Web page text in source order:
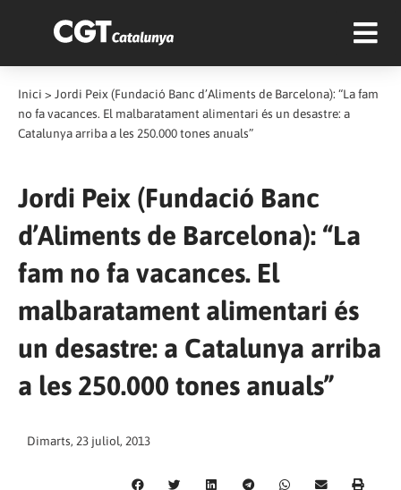
Inici > Jordi Peix (Fundació Banc d’Aliments de Barcelona): “La fam
no fa vacances. El malbaratament alimentari és un desastre: a
Catalunya arriba a les 250.000 tones anuals”
Jordi Peix (Fundació Banc
d’Aliments de Barcelona): “La
fam no fa vacances. El
malbaratament alimentari és
un desastre: a Catalunya arriba
a les 250.000 tones anuals”
Dimarts, 23 juliol, 2013